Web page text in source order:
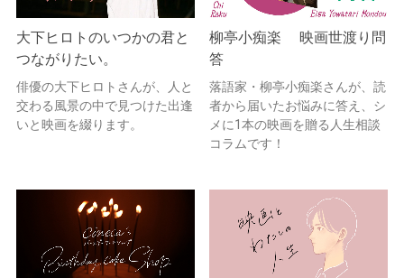
大下ヒロトのいつかの君と
つながりたい。
俳優の大下ヒロトさんが、人と
交わる風景の中で見つけた出逢
いと映画を綴ります。
柳亭小痴楽 映画世渡り問
答
落語家・柳亭小痴楽さんが、読
者から届いたお悩みに答え、シ
メに1本の映画を贈る人生相談
コラムです！